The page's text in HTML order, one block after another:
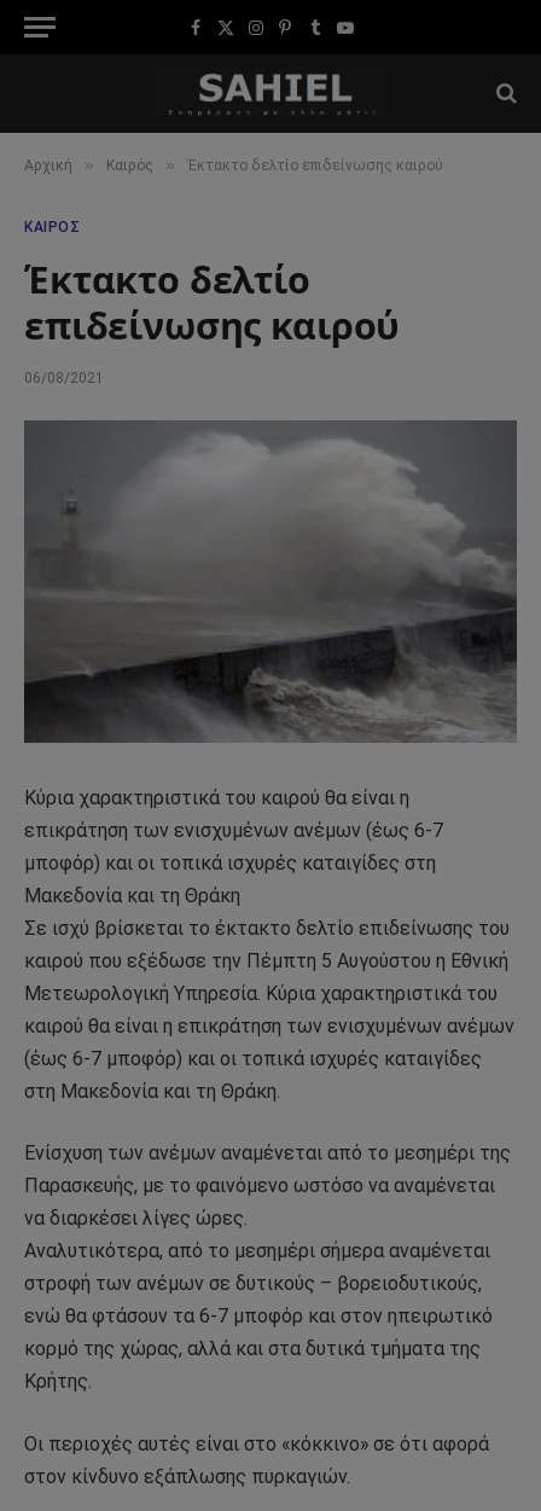
Facebook
X
Instagram
Pinterest
TumblrYouTube
Αρχική » Καιρός » Έκτακτο δελτίο επιδείνωσης καιρού
ΚΑΙΡΌΣ
Έκτακτο δελτίο
επιδείνωσης καιρού
06/08/2021
Κύρια χαρακτηριστικά του καιρού θα είναι η
επικράτηση των ενισχυμένων ανέμων (έως 6-7
μποφόρ) και οι τοπικά ισχυρές καταιγίδες στη
Μακεδονία και τη Θράκη
Σε ισχύ βρίσκεται το έκτακτο δελτίο επιδείνωσης του
καιρού που εξέδωσε την Πέμπτη 5 Αυγούστου η Εθνική
Μετεωρολογική Υπηρεσία. Κύρια χαρακτηριστικά του
καιρού θα είναι η επικράτηση των ενισχυμένων ανέμων
(έως 6-7 μποφόρ) και οι τοπικά ισχυρές καταιγίδες
στη Μακεδονία και τη Θράκη.
Ενίσχυση των ανέμων αναμένεται από το μεσημέρι της
Παρασκευής, με το φαινόμενο ωστόσο να αναμένεται
να διαρκέσει λίγες ώρες.
Αναλυτικότερα, από το μεσημέρι σήμερα αναμένεται
στροφή των ανέμων σε δυτικούς – βορειοδυτικούς,
ενώ θα φτάσουν τα 6-7 μποφόρ και στον ηπειρωτικό
κορμό της χώρας, αλλά και στα δυτικά τμήματα της
Κρήτης.
Οι περιοχές αυτές είναι στο «κόκκινο» σε ότι αφορά
στον κίνδυνο εξάπλωσης πυρκαγιών.